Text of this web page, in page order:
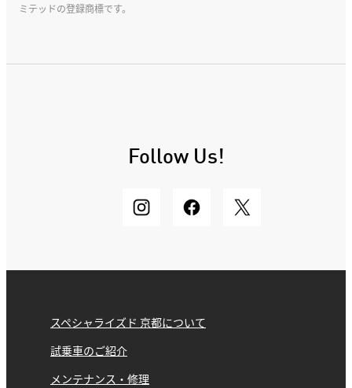
ミテッドの登録商標です。
Follow Us!
スペシャライズド 京都について
試乗車のご紹介
メンテナンス・修理